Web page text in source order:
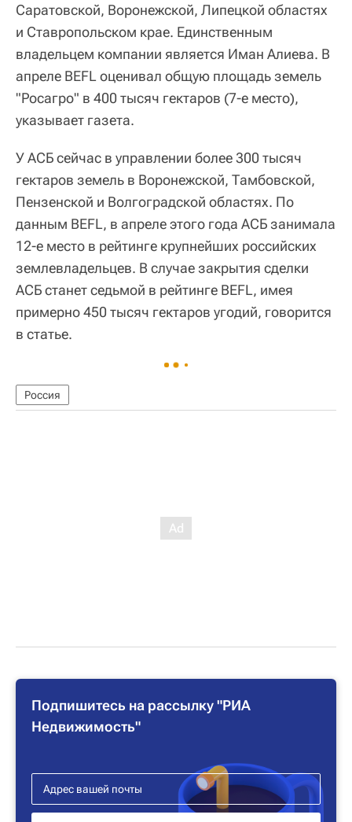
Саратовской, Воронежской, Липецкой областях
и Ставропольском крае. Единственным
владельцем компании является Иман Алиева. В
апреле BEFL оценивал общую площадь земель
"Росагро" в 400 тысяч гектаров (7-е место),
указывает газета.
У АСБ сейчас в управлении более 300 тысяч
гектаров земель в Воронежской, Тамбовской,
Пензенской и Волгоградской областях. По
данным BEFL, в апреле этого года АСБ занимала
12-е место в рейтинге крупнейших российских
землевладельцев. В случае закрытия сделки
АСБ станет седьмой в рейтинге BEFL, имея
примерно 450 тысяч гектаров угодий, говорится
в статье.
Россия
Подпишитесь на рассылку "РИА
Недвижимость"